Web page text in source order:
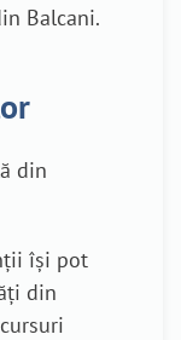
Balcani.
din
își pot
din